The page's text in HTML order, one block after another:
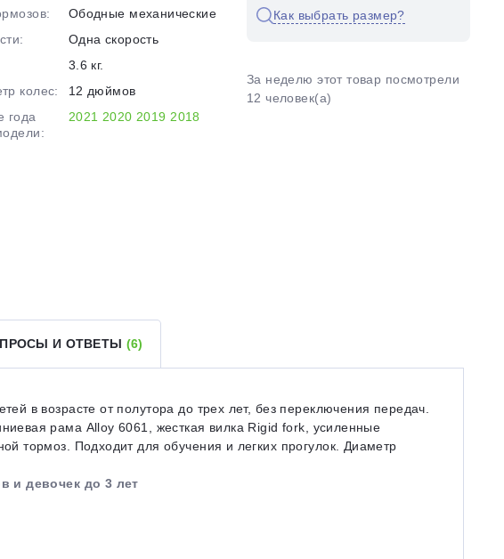
Ободные механические
Одна скорость
3.6 кг.
колес:
12 дюймов
года
2021 2020 2019 2018
Как выбрать размер?
За неделю этот товар посмотрели
12 человек(а)
И ОТВЕТЫ (6)
в возрасте от полутора до трех лет, без переключения передач.
рама Alloy 6061, жесткая вилка Rigid fork, усиленные
тормоз. Подходит для обучения и легких прогулок. Диаметр
и девочек до 3 лет